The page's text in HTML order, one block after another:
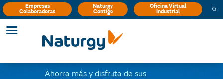
Empresas
Colaboradoras
Naturgy
Contigo
Oficina Virtual
Industrial
Ahorra más y disfruta de sus